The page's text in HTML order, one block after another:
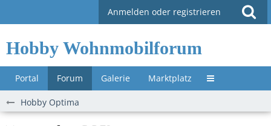
Anmelden oder registrieren
Hobby Wohnmobilforum
Portal Forum Galerie Marktplatz Untermenü »
Hobby Optima